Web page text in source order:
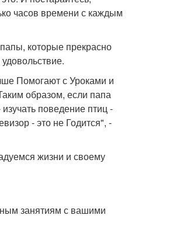
часов времени с каждым
которые прекрасно
Помогают с Уроками и
образом, если папа
поведение птиц -
- это не Годится", -
жизни и своему
занятиям с вашими